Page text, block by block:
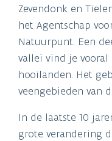
Zevendonk en
het Agentschap
Natuurpunt. Een
vallei vind je vooral
hooilanden. Het
veengebieden van
In de laatste 10
grote verandering